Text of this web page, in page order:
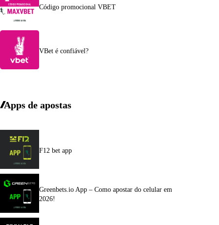
Código promocional VBET
VBet é confiável?
Apps de apostas
F12 bet app
Greenbets.io App – Como apostar do celular em
2026!